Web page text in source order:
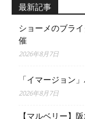
最新記事
ショーメのブラ
催
2026年8月7日
「イマージョン
2026年8月7日
【マルベリー】